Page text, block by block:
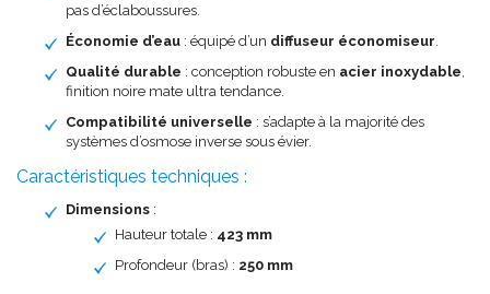
pas d’éclaboussures.
Économie d’eau : équipé d’un diffuseur économiseur
Qualité durable : conception robuste en acier inoxydable
finition noire mate ultra tendance.
Compatibilité universelle : s’adapte à la majorité des
systèmes d’osmose inverse sous évier.
Caractéristiques techniques :
Dimensions :
Hauteur totale : 423 mm
Profondeur (bras) : 250 mm